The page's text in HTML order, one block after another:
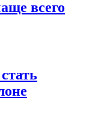
всего